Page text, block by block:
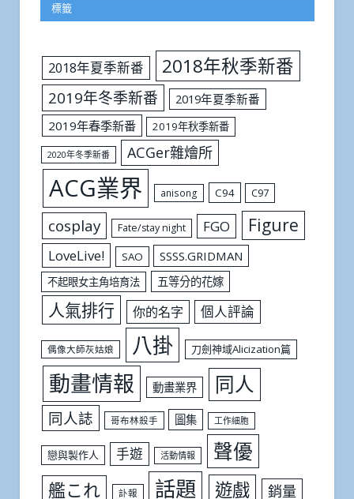
標籤
2018年夏季新番 2018年秋季新番
2019年冬季新番
2019年夏季新番
2019年春季新番
2019年秋季新番
2020年冬季新番 ACGer雜燴所
ACG業界 anisong C94 C97
cosplay Fate/stay night FGO Figure
LoveLive! SAO SSSS.GRIDMAN
不起眼女主角培育法 五等分的花嫁
人氣排行 你的名字 個人評論
偶像大師灰姑娘 八掛 刀劍神域Alicization篇
動畫情報 動畫業界 同人
同人誌 哥布林殺手 圖集 工作細胞
戀與製作人 手遊 活動情報 聲優
艦これ 訃報 話題 遊戲 銷量